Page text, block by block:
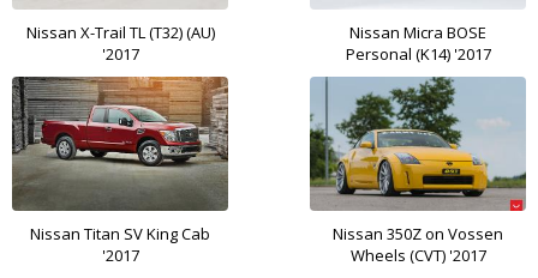
Nissan X-Trail TL (T32) (AU)
'2017
Nissan Micra BOSE
Personal (K14) '2017
Nissan Titan SV King Cab
'2017
Nissan 350Z on Vossen
Wheels (CVT) '2017